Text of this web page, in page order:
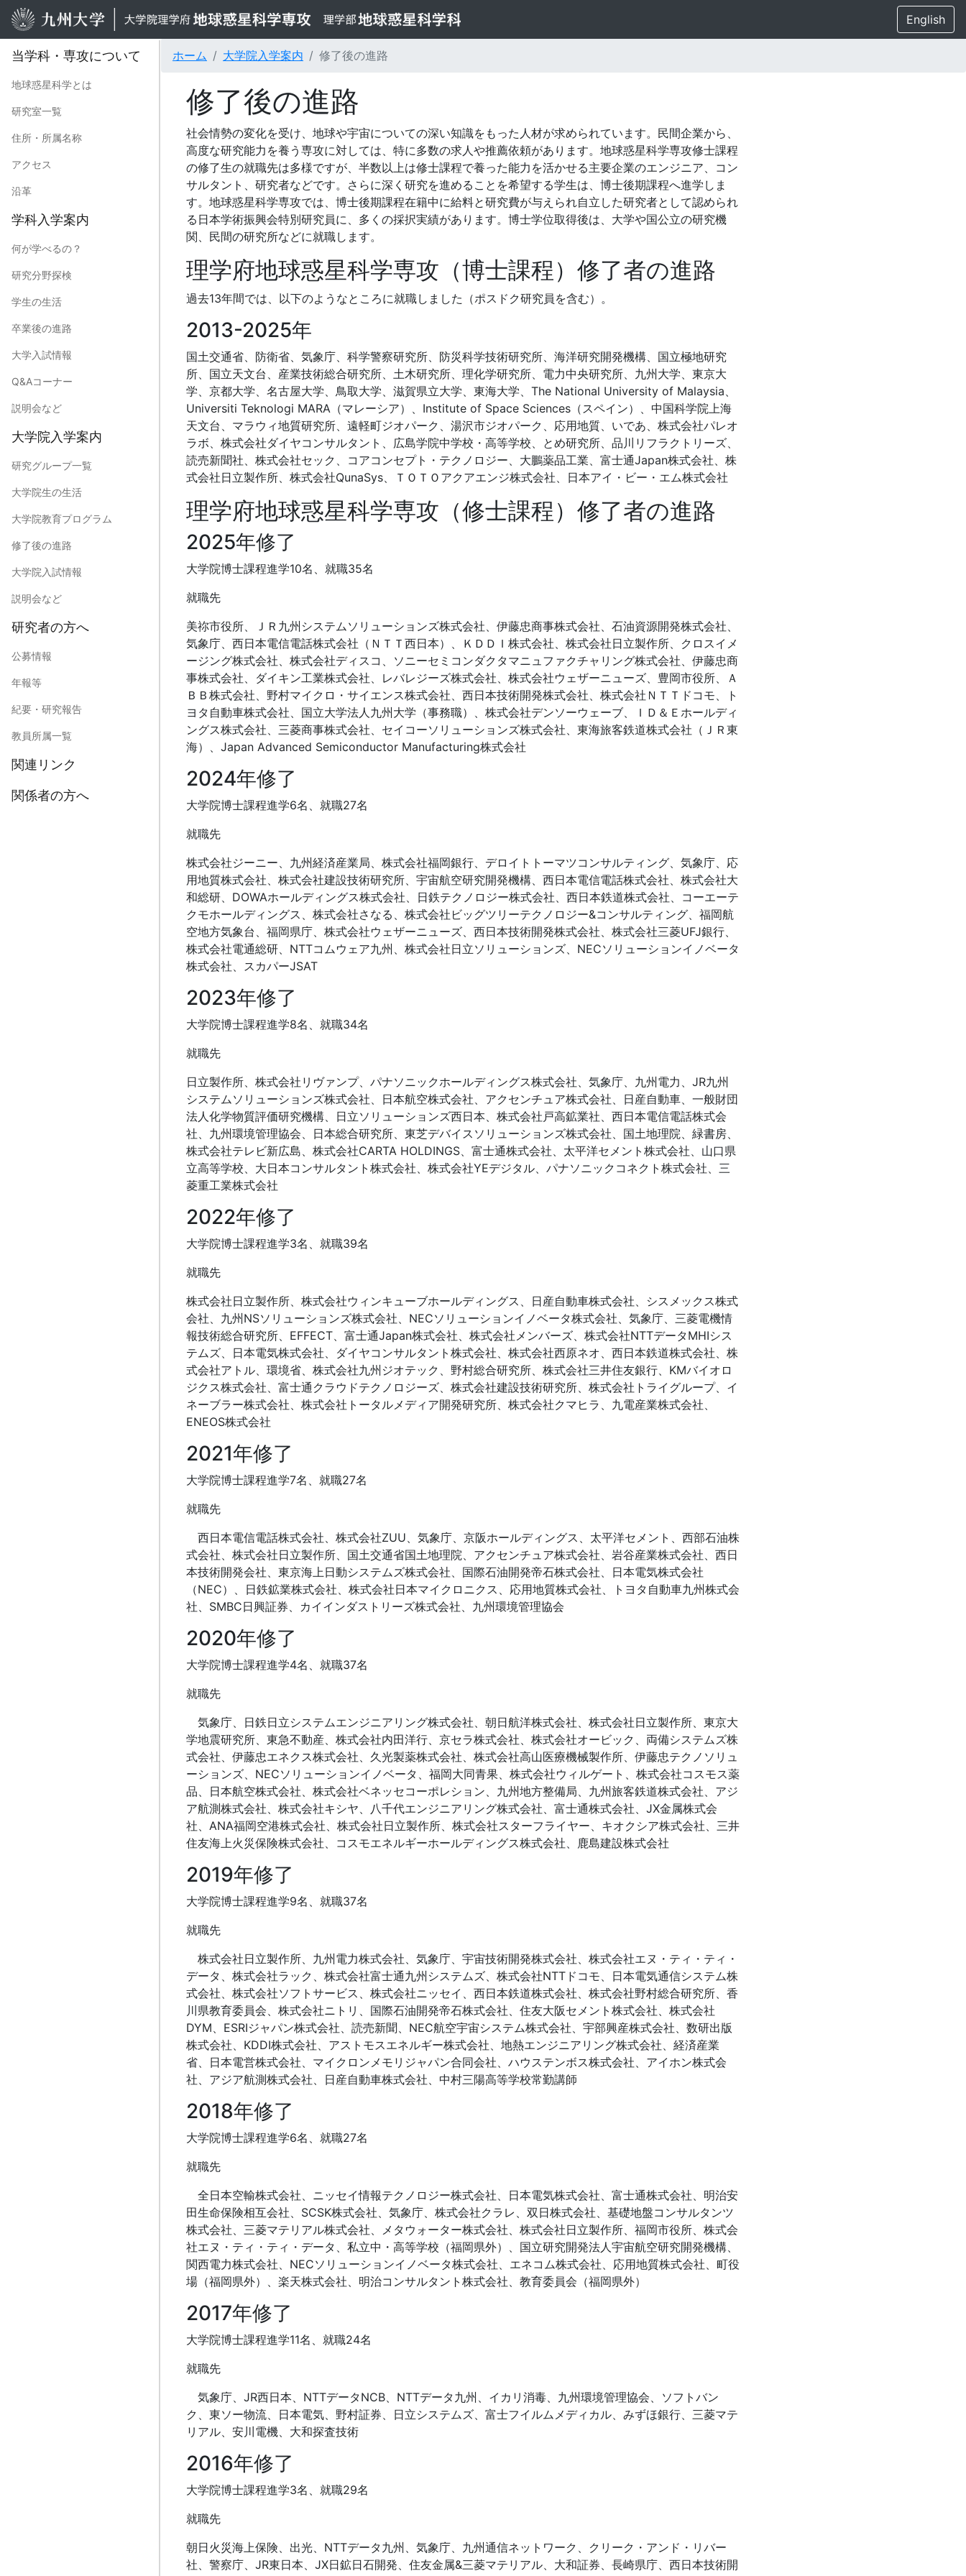
English
当学科・専攻について
地球惑星科学とは
研究室一覧
住所・所属名称
アクセス
沿革
学科入学案内
何が学べるの？
研究分野探検
学生の生活
卒業後の進路
大学入試情報
Q&Aコーナー
説明会など
大学院入学案内
研究グループ一覧
大学院生の生活
大学院教育プログラム
修了後の進路
大学院入試情報
説明会など
研究者の方へ
公募情報
年報等
紀要・研究報告
教員所属一覧
関連リンク
関係者の方へ
ホーム 大学院入学案内 修了後の進路
修了後の進路
社会情勢の変化を受け、地球や宇宙についての深い知識をもった人材が求められています。民間企業から、
高度な研究能力を養う専攻に対しては、特に多数の求人や推薦依頼があります。地球惑星科学専攻修士課程
の修了生の就職先は多様ですが、半数以上は修士課程で養った能力を活かせる主要企業のエンジニア、コン
サルタント、研究者などです。さらに深く研究を進めることを希望する学生は、博士後期課程へ進学しま
す。地球惑星科学専攻では、博士後期課程在籍中に給料と研究費が与えられ自立した研究者として認められ
る日本学術振興会特別研究員に、多くの採択実績があります。博士学位取得後は、大学や国公立の研究機
関、民間の研究所などに就職します。
理学府地球惑星科学専攻（博士課程）修了者の進路
過去13年間では、以下のようなところに就職しました（ポスドク研究員を含む）。
2013-2025年
国土交通省、防衛省、気象庁、科学警察研究所、防災科学技術研究所、海洋研究開発機構、国立極地研究
所、国立天文台、産業技術総合研究所、土木研究所、理化学研究所、電力中央研究所、九州大学、東京大
学、京都大学、名古屋大学、鳥取大学、滋賀県立大学、東海大学、The National University of Malaysia、
Universiti Teknologi MARA（マレーシア）、Institute of Space Sciences（スペイン）、中国科学院上海
天文台、マラウィ地質研究所、遠軽町ジオパーク、湯沢市ジオパーク、応用地質、いであ、株式会社パレオ
ラボ、株式会社ダイヤコンサルタント、広島学院中学校・高等学校、とめ研究所、品川リフラクトリーズ、
読売新聞社、株式会社セック、コアコンセプト・テクノロジー、大鵬薬品工業、富士通Japan株式会社、株
式会社日立製作所、株式会社QunaSys、ＴＯＴＯアクアエンジ株式会社、日本アイ・ビー・エム株式会社
理学府地球惑星科学専攻（修士課程）修了者の進路
2025年修了
大学院博士課程進学10名、就職35名
就職先
美祢市役所、ＪＲ九州システムソリューションズ株式会社、伊藤忠商事株式会社、石油資源開発株式会社、
気象庁、西日本電信電話株式会社（ＮＴＴ西日本）、ＫＤＤＩ株式会社、株式会社日立製作所、クロスイメ
ージング株式会社、株式会社ディスコ、ソニーセミコンダクタマニュファクチャリング株式会社、伊藤忠商
事株式会社、ダイキン工業株式会社、レバレジーズ株式会社、株式会社ウェザーニューズ、豊岡市役所、Ａ
ＢＢ株式会社、野村マイクロ・サイエンス株式会社、西日本技術開発株式会社、株式会社ＮＴＴドコモ、ト
ヨタ自動車株式会社、国立大学法人九州大学（事務職）、株式会社デンソーウェーブ、ＩＤ＆Ｅホールディ
ングス株式会社、三菱商事株式会社、セイコーソリューションズ株式会社、東海旅客鉄道株式会社（ＪＲ東
海）、Japan Advanced Semiconductor Manufacturing株式会社
2024年修了
大学院博士課程進学6名、就職27名
就職先
株式会社ジーニー、九州経済産業局、株式会社福岡銀行、デロイトトーマツコンサルティング、気象庁、応
用地質株式会社、株式会社建設技術研究所、宇宙航空研究開発機構、西日本電信電話株式会社、株式会社大
和総研、DOWAホールディングス株式会社、日鉄テクノロジー株式会社、西日本鉄道株式会社、コーエーテ
クモホールディングス、株式会社さなる、株式会社ビッグツリーテクノロジー&コンサルティング、福岡航
空地方気象台、福岡県庁、株式会社ウェザーニューズ、西日本技術開発株式会社、株式会社三菱UFJ銀行、
株式会社電通総研、NTTコムウェア九州、株式会社日立ソリューションズ、NECソリューションイノベータ
株式会社、スカパーJSAT
2023年修了
大学院博士課程進学8名、就職34名
就職先
日立製作所、株式会社リヴァンプ、パナソニックホールディングス株式会社、気象庁、九州電力、JR九州
システムソリューションズ株式会社、日本航空株式会社、アクセンチュア株式会社、日産自動車、一般財団
法人化学物質評価研究機構、日立ソリューションズ西日本、株式会社戸高鉱業社、西日本電信電話株式会
社、九州環境管理協会、日本総合研究所、東芝デバイスソリューションズ株式会社、国土地理院、緑書房、
株式会社テレビ新広島、株式会社CARTA HOLDINGS、富士通株式会社、太平洋セメント株式会社、山口県
立高等学校、大日本コンサルタント株式会社、株式会社YEデジタル、パナソニックコネクト株式会社、三
菱重工業株式会社
2022年修了
大学院博士課程進学3名、就職39名
就職先
株式会社日立製作所、株式会社ウィンキューブホールディングス、日産自動車株式会社、シスメックス株式
会社、九州NSソリューションズ株式会社、NECソリューションイノベータ株式会社、気象庁、三菱電機情
報技術総合研究所、EFFECT、富士通Japan株式会社、株式会社メンバーズ、株式会社NTTデータMHIシス
テムズ、日本電気株式会社、ダイヤコンサルタント株式会社、株式会社西原ネオ、西日本鉄道株式会社、株
式会社アトル、環境省、株式会社九州ジオテック、野村総合研究所、株式会社三井住友銀行、KMバイオロ
ジクス株式会社、富士通クラウドテクノロジーズ、株式会社建設技術研究所、株式会社トライグループ、イ
ネーブラー株式会社、株式会社トータルメディア開発研究所、株式会社クマヒラ、九電産業株式会社、
ENEOS株式会社
2021年修了
大学院博士課程進学7名、就職27名
就職先
西日本電信電話株式会社、株式会社ZUU、気象庁、京阪ホールディングス、太平洋セメント、西部石油株
式会社、株式会社日立製作所、国土交通省国土地理院、アクセンチュア株式会社、岩谷産業株式会社、西日
本技術開発会社、東京海上日動システムズ株式会社、国際石油開発帝石株式会社、日本電気株式会社
（NEC）、日鉄鉱業株式会社、株式会社日本マイクロニクス、応用地質株式会社、トヨタ自動車九州株式会
社、SMBC日興証券、カイインダストリーズ株式会社、九州環境管理協会
2020年修了
大学院博士課程進学4名、就職37名
就職先
気象庁、日鉄日立システムエンジニアリング株式会社、朝日航洋株式会社、株式会社日立製作所、東京大
学地震研究所、東急不動産、株式会社内田洋行、京セラ株式会社、株式会社オービック、両備システムズ株
式会社、伊藤忠エネクス株式会社、久光製薬株式会社、株式会社高山医療機械製作所、伊藤忠テクノソリュ
ーションズ、NECソリューションイノベータ、福岡大同青果、株式会社ウィルゲート、株式会社コスモス薬
品、日本航空株式会社、株式会社ベネッセコーポレション、九州地方整備局、九州旅客鉄道株式会社、アジ
ア航測株式会社、株式会社キシヤ、八千代エンジニアリング株式会社、富士通株式会社、JX金属株式会
社、ANA福岡空港株式会社、株式会社日立製作所、株式会社スターフライヤー、キオクシア株式会社、三井
住友海上火災保険株式会社、コスモエネルギーホールディングス株式会社、鹿島建設株式会社
2019年修了
大学院博士課程進学9名、就職37名
就職先
株式会社日立製作所、九州電力株式会社、気象庁、宇宙技術開発株式会社、株式会社エヌ・ティ・ティ・
データ、株式会社ラック、株式会社富士通九州システムズ、株式会社NTTドコモ、日本電気通信システム株
式会社、株式会社ソフトサービス、株式会社ニッセイ、西日本鉄道株式会社、株式会社野村総合研究所、香
川県教育委員会、株式会社ニトリ、国際石油開発帝石株式会社、住友大阪セメント株式会社、株式会社
DYM、ESRIジャパン株式会社、読売新聞、NEC航空宇宙システム株式会社、宇部興産株式会社、数研出版
株式会社、KDDI株式会社、アストモスエネルギー株式会社、地熱エンジニアリング株式会社、経済産業
省、日本電営株式会社、マイクロンメモリジャパン合同会社、ハウステンボス株式会社、アイホン株式会
社、アジア航測株式会社、日産自動車株式会社、中村三陽高等学校常勤講師
2018年修了
大学院博士課程進学6名、就職27名
就職先
全日本空輸株式会社、ニッセイ情報テクノロジー株式会社、日本電気株式会社、富士通株式会社、明治安
田生命保険相互会社、SCSK株式会社、気象庁、株式会社クラレ、双日株式会社、基礎地盤コンサルタンツ
株式会社、三菱マテリアル株式会社、メタウォーター株式会社、株式会社日立製作所、福岡市役所、株式会
社エヌ・ティ・ティ・データ、私立中・高等学校（福岡県外）、国立研究開発法人宇宙航空研究開発機構、
関西電力株式会社、NECソリューションイノベータ株式会社、エネコム株式会社、応用地質株式会社、町役
場（福岡県外）、楽天株式会社、明治コンサルタント株式会社、教育委員会（福岡県外）
2017年修了
大学院博士課程進学11名、就職24名
就職先
気象庁、JR西日本、NTTデータNCB、NTTデータ九州、イカリ消毒、九州環境管理協会、ソフトバン
ク、東ソー物流、日本電気、野村証券、日立システムズ、富士フイルムメディカル、みずほ銀行、三菱マテ
リアル、安川電機、大和探査技術
2016年修了
大学院博士課程進学3名、就職29名
就職先
朝日火災海上保険、出光、NTTデータ九州、気象庁、九州通信ネットワーク、クリーク・アンド・リバー
社、警察庁、JR東日本、JX日鉱日石開発、住友金属&三菱マテリアル、大和証券、長崎県庁、西日本技術開